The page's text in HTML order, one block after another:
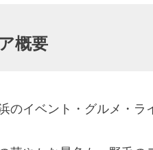
概要
のイベント・グルメ・ラ